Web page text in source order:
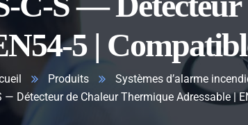
5 |
Produits
Systèmes d’alarme
— Détecteur de Chaleur Thermique Adressable |